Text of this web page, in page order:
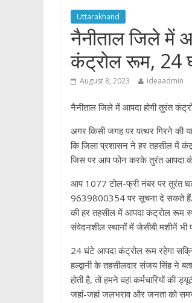
Uttarakhand
नैनीताल जिले में
कंट्रोल रूम, 24
August 8, 2023 ideaadmin
नैनीताल जिले में आपदा होगी तुरंत
अगर किसी जगह पर पत्थर गिरने की
कि जिला प्रशासन ने हर तहसील में
जिस पर आप फोन करके तुरंत आपदा
आप 1077 टोल-फ्री नंबर पर तुरंत
9639800354 पर सूचना दे सकते हैं.
की हर तहसील में आपदा कंट्रोल रूम
संवेदनशील स्थानों में जेसीबी मशीनें
24 घंटे आपदा कंट्रोल रूम रहेगा
हल्द्वानी के तहसीलदार संजय सिंह ने
होती है, तो हमने वहां कर्मचारियों
जहां-जहां जलभराव और जनता को